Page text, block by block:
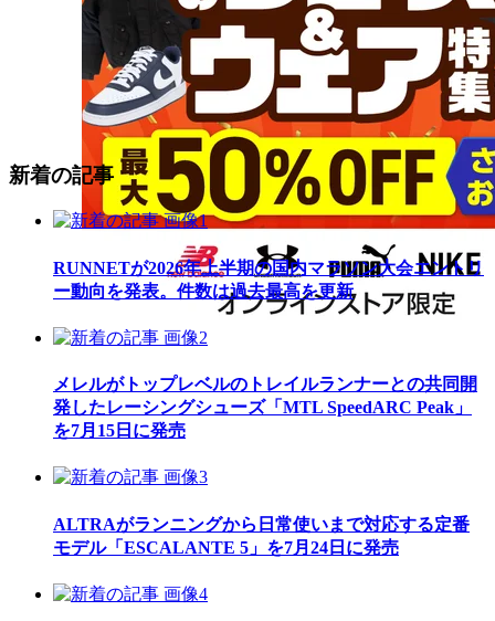
新着の記事
RUNNETが2026年上半期の国内マラソン大会エントリ
ー動向を発表。件数は過去最高を更新
メレルがトップレベルのトレイルランナーとの共同開
発したレーシングシューズ「MTL SpeedARC Peak」
を7月15日に発売
ALTRAがランニングから日常使いまで対応する定番
モデル「ESCALANTE 5」を7月24日に発売